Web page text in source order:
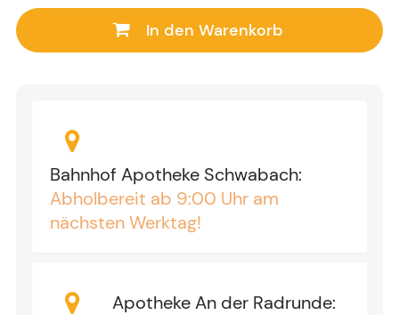
In den Warenkorb
Bahnhof Apotheke Schwabach:
Abholbereit ab 9:00 Uhr am
nächsten Werktag!
Apotheke An der Radrunde: